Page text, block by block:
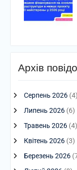
Архів
Серпень 2026(4)
Липень 2026(6)
Травень 2026(4)
Квітень 2026(3)
Березень 2026